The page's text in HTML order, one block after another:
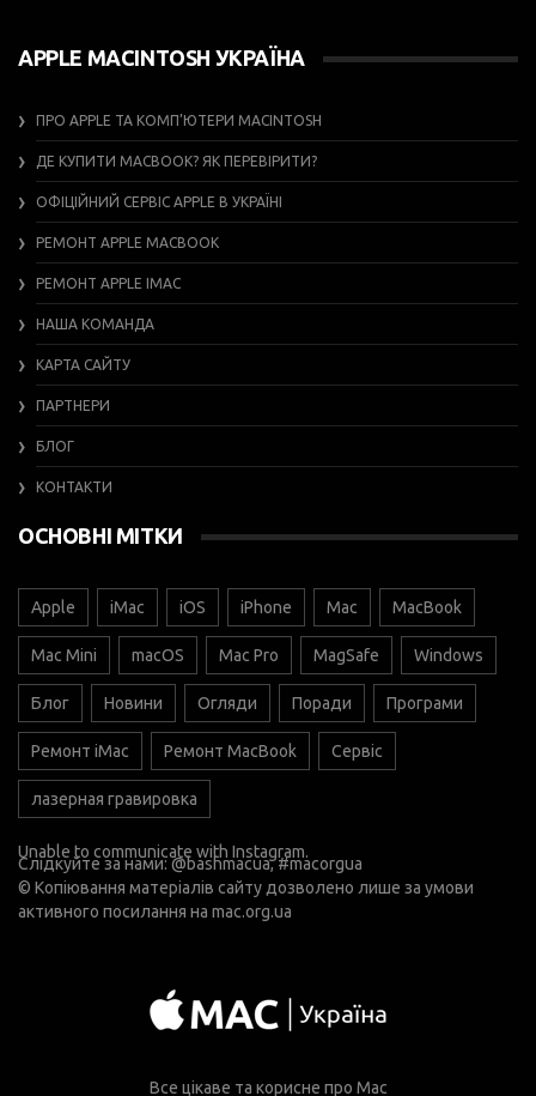
APPLE MACINTOSH УКРАЇНА
ПРО APPLE ТА КОМП’ЮТЕРИ MACINTOSH
ДЕ КУПИТИ MACBOOK? ЯК ПЕРЕВІРИТИ?
ОФІЦІЙНИЙ СЕРВІС APPLE В УКРАЇНІ
РЕМОНТ APPLE MACBOOK
РЕМОНТ APPLE IMAC
НАША КОМАНДА
КАРТА САЙТУ
ПАРТНЕРИ
БЛОГ
КОНТАКТИ
ОСНОВНІ МІТКИ
Apple iMac iOS iPhone Mac MacBook
Mac Mini macOS Mac Pro MagSafe Windows
Блог Новини Огляди Поради Програми
Ремонт iMac Ремонт MacBook Сервіс
лазерная гравировка
Unable to communicate with Instagram.
Слідкуйте за нами:@bashmacua, #macorgua
© Копіювання матеріалів сайту дозволено лише за умови
активного посилання на mac.org.ua
Все цікаве та корисне про Mac